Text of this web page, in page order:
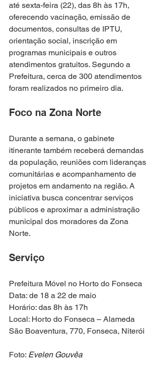
até sexta-feira (22), das 8h às 17h,
oferecendo vacinação, emissão de
documentos, consultas de IPTU,
orientação social, inscrição em
programas municipais e outros
atendimentos gratuitos. Segundo a
Prefeitura, cerca de 300 atendimentos
foram realizados no primeiro dia.
Foco na Zona Norte
Durante a semana, o gabinete
itinerante também receberá demandas
da população, reuniões com lideranças
comunitárias e acompanhamento de
projetos em andamento na região. A
iniciativa busca concentrar serviços
públicos e aproximar a administração
municipal dos moradores da Zona
Norte.
Serviço
Prefeitura Móvel no Horto do Fonseca
Data: de 18 a 22 de maio
Horário: das 8h às 17h
Local: Horto do Fonseca – Alameda
São Boaventura, 770, Fonseca, Niterói
Foto: Evelen Gouvêa